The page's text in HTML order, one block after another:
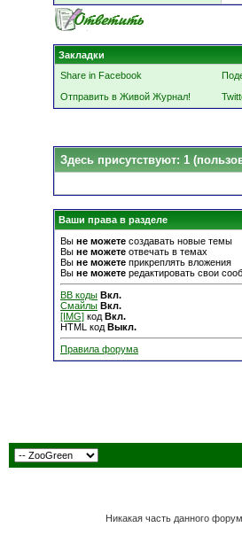
Закладки
Share in Facebook
Отправить в Живой Журнал!
Здесь присутствуют: 1
Ваши права в разделе
Вы не можете создавать новые темы
Вы не можете отвечать в темах
Вы не можете прикреплять вложения
Вы не можете редактировать свои
BB коды Вкл.
Смайлы Вкл.
[IMG] код Вкл.
HTML код Выкл.
Правила форума
Никакая часть данного